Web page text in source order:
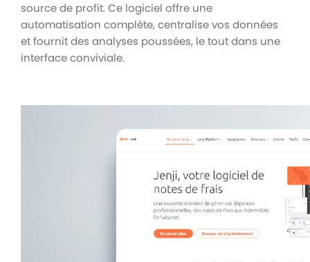
source de profit. Ce logiciel offre une
automatisation complète, centralise vos données
et fournit des analyses poussées, le tout dans une
interface conviviale.